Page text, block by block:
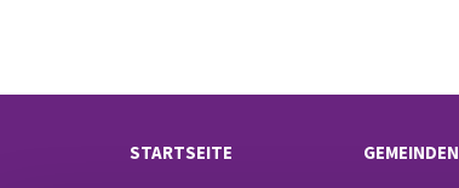
STARTSEITE GEMEINDEN